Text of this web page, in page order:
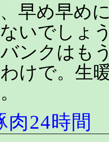
早め早め
いでしょ
ンクはも
けで。生
肉24時間